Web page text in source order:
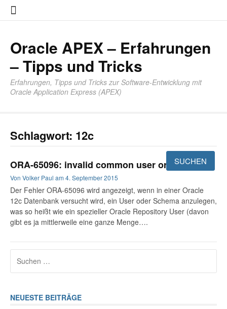
Zum
Inhalt
Oracle APEX – Erfahrungen
– Tipps und Tricks
Erfahrungen, Tipps und Tricks zur Software-Entwicklung mit
Oracle Application Express (APEX)
Schlagwort: 12c
ORA-65096: invalid common user or role name
Von Volker Paul am 4. September 2015
Der Fehler ORA-65096 wird angezeigt, wenn in einer Oracle
12c Datenbank versucht wird, ein User oder Schema anzulegen,
was so heißt wie ein spezieller Oracle Repository User (davon
gibt es ja mittlerweile eine ganze Menge….
nach:
NEUESTE BEITRÄGE